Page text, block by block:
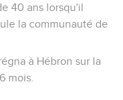
40 ans lorsqu'il
la communauté de
à Hébron sur la
mois.